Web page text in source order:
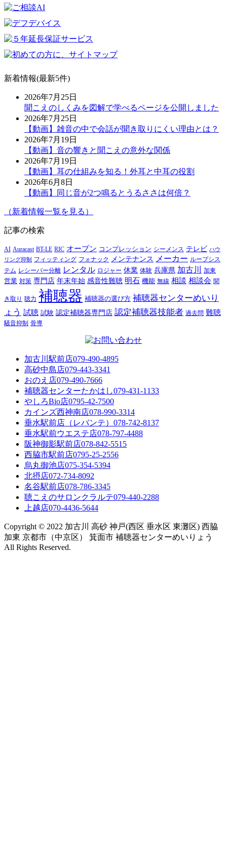
新着情報(最新5件)
2026年7月25日
聞こえのしくみを図解で学べるページを公開しました
2026年7月25日
【動画】雑音の中で会話が聞き取りにくい理由とは？
2026年7月19日
【動画】音の響きと聞こえの意外な関係
2026年7月19日
【動画】耳の仕組みを知る！外耳と中耳の役割
2026年6月8日
【動画】同じ音が2つ鳴るとうるささは何倍？
（新着情報一覧を見る）
記事の検索
AI Auracast BT-LE RIC オープン コンプレッション シーメンス テレビ ハウ
リング抑制
フィッティング フォナック メンテナンス メーカー ループシス
テム レシーバー分離 レンタル ロジャー 休業 体験 兵庫県 加古川 加東
営業 対策 専門店 年末年始 感音性難聴 明石 機能 無線 相談 相談会 聞
き取り 聴力 補聴器 補聴器の選び方 補聴器センターめいり
ょう 試聴 試験 認定補聴器専門店 認定補聴器技能者 過去問 難聴
騒音抑制 骨導
加古川駅前店079-490-4895
高砂中島店079-443-3341
おのえ店079-490-7666
補聴器センターたかはし079-431-1133
やしろBio店0795-42-7500
カインズ西神南店078-990-3314
垂水駅前店（レバンテ） 078-742-8137
垂水駅前ウエステ店078-797-4488
阪神御影駅前店078-842-5515
西脇市駅前店0795-25-2556
烏丸御池店075-354-5394
北摂店072-734-8092
名谷駅前店078-786-3345
聴こえのサロンクラルテ079-440-2288
上越店070-4436-5644
Copyright © 2022 加古川 高砂 神戸(西区 垂水区 東灘区) 西脇
加東 京都市（中京区） 箕面市 補聴器センターめいりょう
All Rights Reserved.